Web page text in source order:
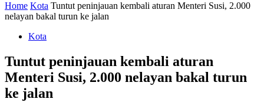
Home Kota Tuntut peninjauan kembali aturan Menteri Susi, 2.000
nelayan bakal turun ke jalan
Kota
Tuntut peninjauan kembali aturan
Menteri Susi, 2.000 nelayan bakal turun
ke jalan